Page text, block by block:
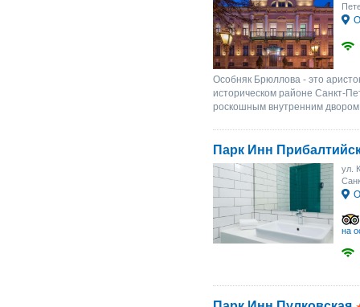
Особняк Брюллова - это
историческом районе Санкт-
роскошным внутренним
Парк Инн
ул.
на